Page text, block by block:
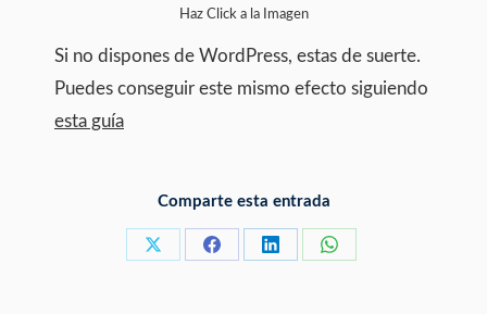
Haz Click a la Imagen
Si no dispones de WordPress, estas de suerte.
Puedes conseguir este mismo efecto siguiendo
esta guía
Comparte esta entrada
Share
Share
Share
Share